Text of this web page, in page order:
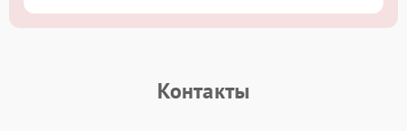
Контакты